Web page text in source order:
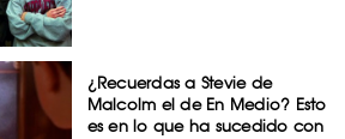
¿Recuerdas a Stevie de
Malcolm el de En Medio? Esto
es en lo que ha sucedido con